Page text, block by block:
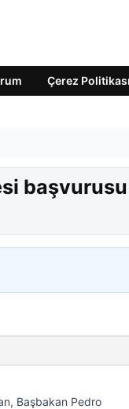
Çerez Politikası
Başbakan Pedro